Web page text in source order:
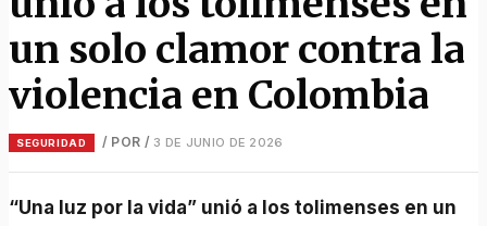
un solo clamor contra la
violencia en Colombia
SEGURIDAD / POR / 3 DE JUNIO DE 2026
“Una luz por la vida” unió a los tolimenses en un